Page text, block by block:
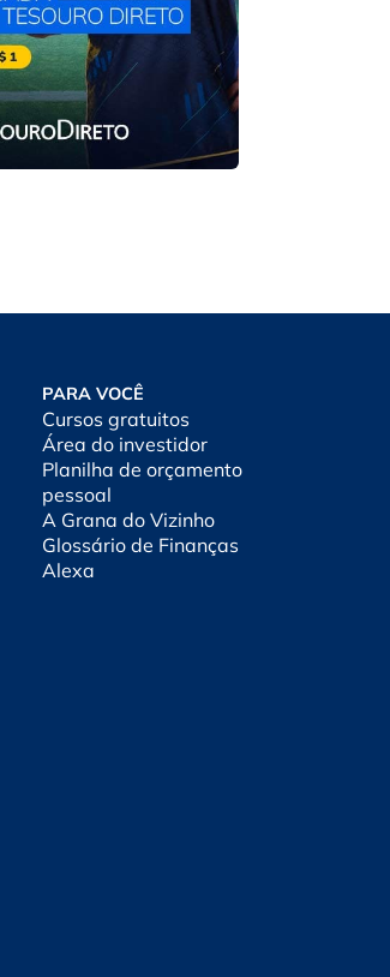
PARA VOCÊ
Cursos gratuitos
Área do investidor
Planilha de orçamento
pessoal
A Grana do Vizinho
Glossário de Finanças
Alexa